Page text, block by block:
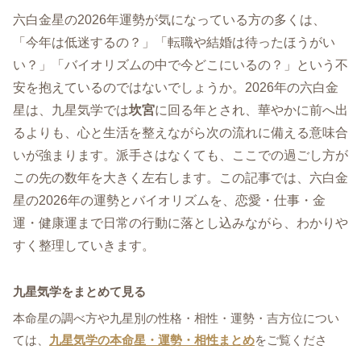
六白金星の2026年運勢が気になっている方の多くは、
「今年は低迷するの？」「転職や結婚は待ったほうがい
い？」「バイオリズムの中で今どこにいるの？」という不
安を抱えているのではないでしょうか。2026年の六白金
星は、九星気学では坎宮に回る年とされ、華やかに前へ出
るよりも、心と生活を整えながら次の流れに備える意味合
いが強まります。派手さはなくても、ここでの過ごし方が
この先の数年を大きく左右します。この記事では、六白金
星の2026年の運勢とバイオリズムを、恋愛・仕事・金
運・健康運まで日常の行動に落とし込みながら、わかりや
すく整理していきます。
九星気学をまとめて見る
本命星の調べ方や九星別の性格・相性・運勢・吉方位につい
ては、 九星気学の本命星・運勢・相性まとめをご覧くださ